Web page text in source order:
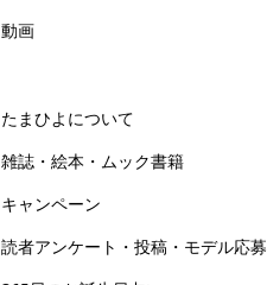
動画
たまひよについて
雑誌・絵本・ムック書籍
キャンペーン
読者アンケート・投稿・モデル応募